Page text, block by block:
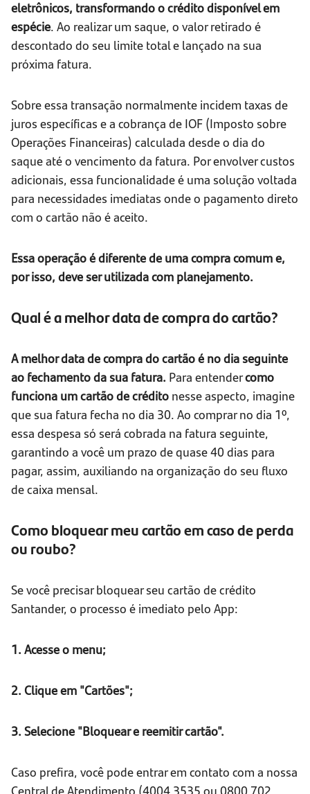
eletrônicos, transformando o crédito disponível em
espécie. Ao realizar um saque, o valor retirado é
descontado do seu limite total e lançado na sua
próxima fatura.
Sobre essa transação normalmente incidem taxas de
juros específicas e a cobrança de IOF (Imposto sobre
Operações Financeiras) calculada desde o dia do
saque até o vencimento da fatura. Por envolver custos
adicionais, essa funcionalidade é uma solução voltada
para necessidades imediatas onde o pagamento direto
com o cartão não é aceito.
Essa operação é diferente de uma compra comum e,
por isso, deve ser utilizada com planejamento.
Qual é a melhor data de compra do cartão?
A melhor data de compra do cartão é no dia seguinte
ao fechamento da sua fatura. Para entendercomo
funciona um cartão de crédito nesse aspecto, imagine
que sua fatura fecha no dia 30. Ao comprar no dia 1º,
essa despesa só será cobrada na fatura seguinte,
garantindo a você um prazo de quase 40 dias para
pagar, assim, auxiliando na organização do seu fluxo
de caixa mensal.
Como bloquear meu cartão em caso de perda
ou roubo?
Se você precisar bloquear seu cartão de crédito
Santander, o processo é imediato pelo App:
1. Acesse o menu;
2. Clique em "Cartões";
3. Selecione "Bloquear e reemitir cartão".
Caso prefira, você pode entrar em contato com a nossa
Central de Atendimento (4004 3535 ou 0800 702